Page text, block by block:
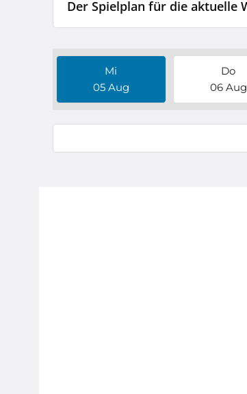
Der Spielplan für die aktuelle
Mi
05 Aug
Do
06 Aug